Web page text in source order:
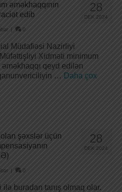
28
DEK 2024
əməkhaqqının
edib
| 0
Müdafiəsi Nazirliyi
Xidməti minimum
əməkhaqqı qeyd edilən
… Daha çox
28
DEK 2024
şəxslər üçün
| 0
ilə buradan tanış olmaq olar.